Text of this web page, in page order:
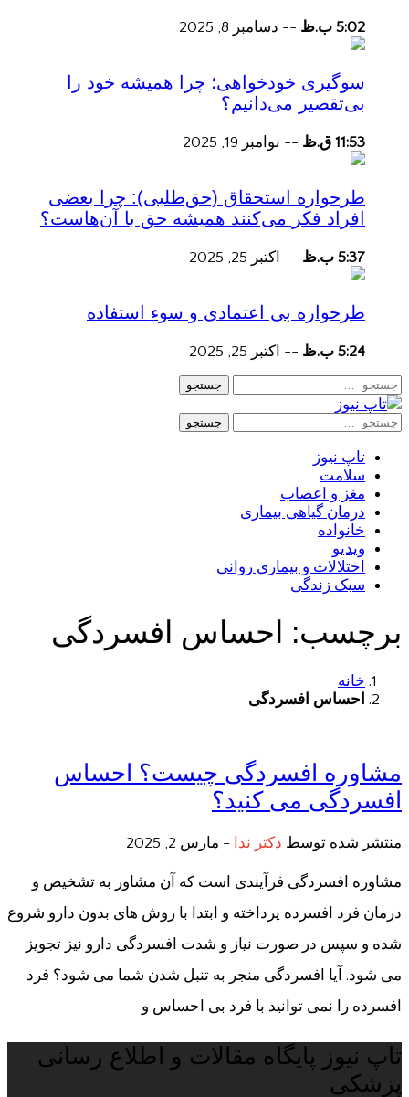
5:02 ب.ظ -- دسامبر 8, 2025
سوگیری خودخواهی؛ چرا همیشه خود را
بی‌تقصیر می‌دانیم؟
11:53 ق.ظ -- نوامبر 19, 2025
طرحواره استحقاق (حق‌طلبی): چرا بعضی
افراد فکر می‌کنند همیشه حق با آن‌هاست؟
5:37 ب.ظ -- اکتبر 25, 2025
طرحواره بی اعتمادی و سوء استفاده
5:24 ب.ظ -- اکتبر 25, 2025
جستجو
جستجو
تاپ نیوز
سلامت
مغز و اعصاب
درمان گیاهی بیماری
خانواده
ویدیو
اختلالات و بیماری روانی
سبک زندگی
برچسب: احساس افسردگی
خانه
احساس افسردگی
مشاوره افسردگی چیست؟ احساس
افسردگی می کنید؟
منتشر شده توسط دکتر ندا - مارس 2, 2025
مشاوره افسردگی فرآیندی است که آن مشاور به تشخیص و
درمان فرد افسرده پرداخته و ابتدا با روش های بدون دارو شروع
شده و سپس در صورت نیاز و شدت افسردگی دارو نیز تجویز
می شود. آیا افسردگی منجر به تنبل شدن شما می شود؟ فرد
افسرده را نمی توانید با فرد بی احساس و
تاپ نیوز پایگاه مقالات و اطلاع رسانی
پزشکی